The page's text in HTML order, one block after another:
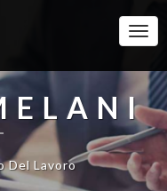
Del Lavoro